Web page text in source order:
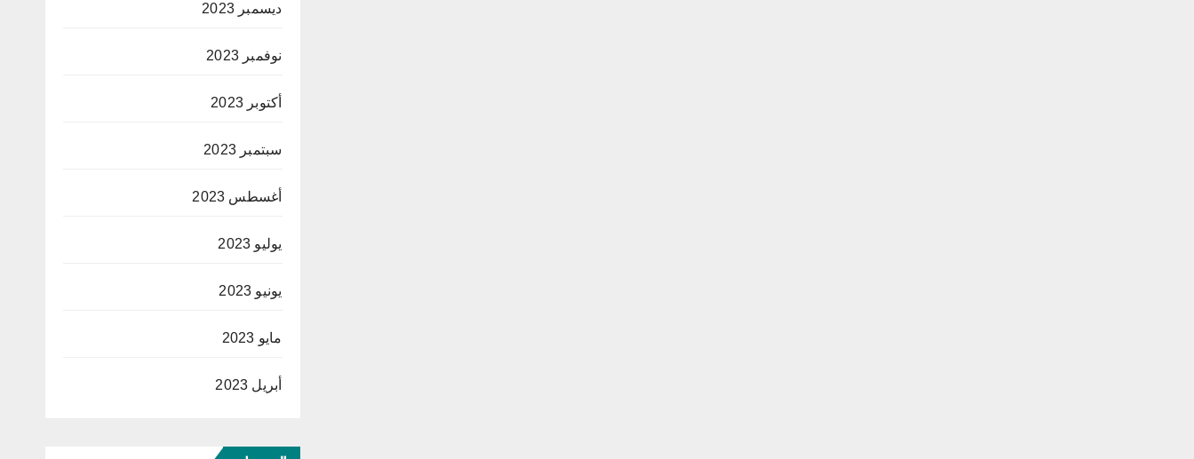
ديسمبر 2023
نوفمبر 2023
أكتوبر 2023
سبتمبر 2023
أغسطس 2023
يوليو 2023
يونيو 2023
مايو 2023
أبريل 2023